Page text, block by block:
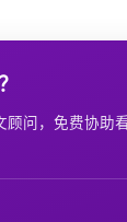
问，免费协助